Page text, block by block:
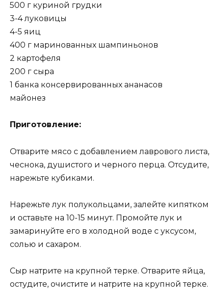
500 г куриной грудки
3-4 луковицы
4-5 яиц
400 г маринованных шампиньонов
2 картофеля
200 г сыра
1 банка консервированных ананасов
майонез
Приготовление:
Отварите мясо с добавлением лаврового листа,
чеснока, душистого и черного перца. Отсудите,
нарежьте кубиками.
Нарежьте лук полукольцами, залейте кипятком
и оставьте на 10-15 минут. Промойте лук и
замаринуйте его в холодной воде с уксусом,
солью и сахаром.
Сыр натрите на крупной терке. Отварите яйца,
остудите, очистите и натрите на крупной терке.